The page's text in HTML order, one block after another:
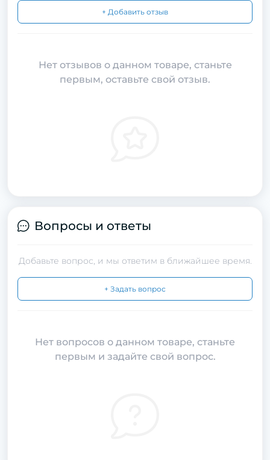
+ Добавить отзыв
Нет отзывов о данном товаре, станьте
первым, оставьте свой отзыв.
Вопросы и ответы
Добавьте вопрос, и мы ответим в ближайшее время.
+ Задать вопрос
Нет вопросов о данном товаре, станьте
первым и задайте свой вопрос.